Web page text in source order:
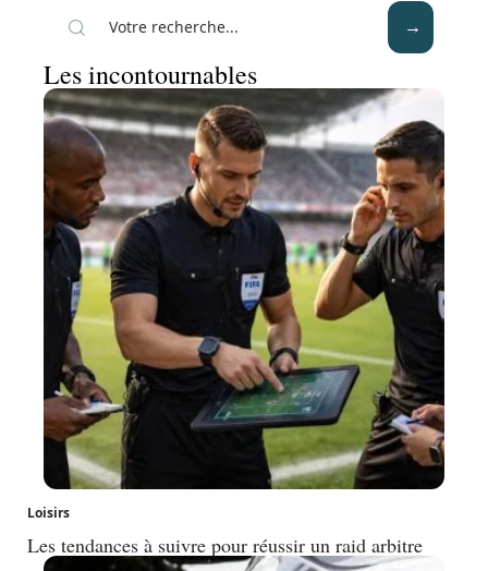
Les incontournables
Loisirs
Les tendances à suivre pour réussir un raid arbitre